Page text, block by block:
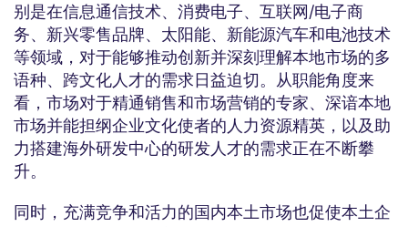
别是在信息通信技术、消费电子、互联网/电子商
务、新兴零售品牌、太阳能、新能源汽车和电池技术
等领域，对于能够推动创新并深刻理解本地市场的多
语种、跨文化人才的需求日益迫切。从职能角度来
看，市场对于精通销售和市场营销的专家、深谙本地
市场并能担纲企业文化使者的人力资源精英，以及助
力搭建海外研发中心的研发人才的需求正在不断攀
升。
同时，充满竞争和活力的国内本土市场也促使本土企